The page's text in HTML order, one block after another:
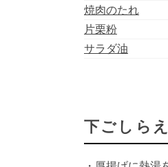
焼肉のたれ
片栗粉
サラダ油
下ごしらえ